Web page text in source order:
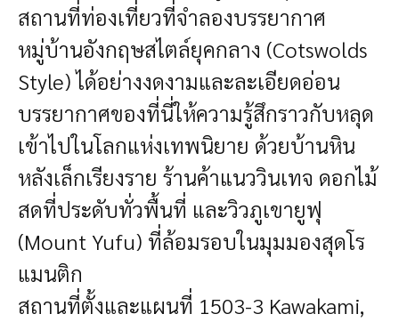
สถานที่ท่องเที่ยวที่จำลองบรรยากาศ
หมู่บ้านอังกฤษสไตล์ยุคกลาง (Cotswolds
Style) ได้อย่างงดงามและละเอียดอ่อน
บรรยากาศของที่นี่ให้ความรู้สึกราวกับหลุด
เข้าไปในโลกแห่งเทพนิยาย ด้วยบ้านหิน
หลังเล็กเรียงราย ร้านค้าแนววินเทจ ดอกไม้
สดที่ประดับทั่วพื้นที่ และวิวภูเขายูฟุ
(Mount Yufu) ที่ล้อมรอบในมุมมองสุดโร
แมนติก
สถานที่ตั้งและแผนที่ 1503-3 Kawakami,